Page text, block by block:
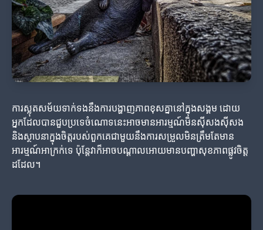
ការស្លុតសម័យទាក់ទងនឹងការបង្ហាញភាពខុសគ្នានៅក្នុងសង្គម ដោយ
អ្នកដែលបានជួបប្រទេចំណោទនេះអាចមានអារម្មណ៍មិនស៊ីសងស៊ីសង
និងស្ថាបនាក្នុងចិត្តរបស់ពួកគេជាមួយនឹងការសម្រួលមិនត្រឹមតែមាន
អារម្មណ៍អាក្រក់ទេ ប៉ុន្តែវាក៏អាចបណ្តាលអោយមានបញ្ហាសុខភាពផ្លូវចិត្ត
ដដែល។